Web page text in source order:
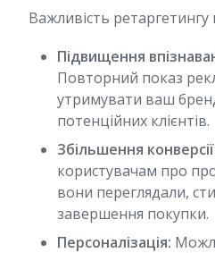
Важливість
Підвищення
Повторний показ
утримувати ваш
потенційних клієнтів.
Збільшення
користувачам про
вони переглядали,
завершення покупки.
Персоналізація: